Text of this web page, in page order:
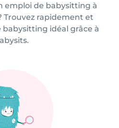
emploi de babysitting à
Trouvez rapidement et
idéal grâce à